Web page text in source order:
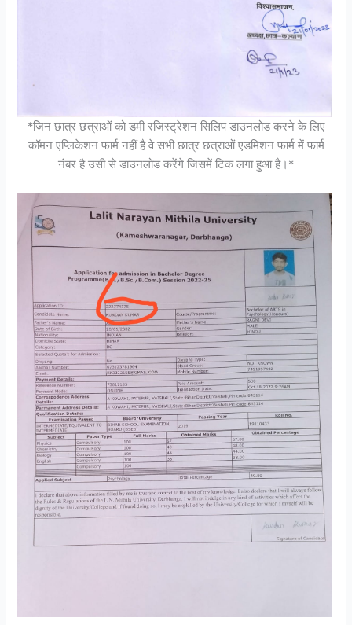
*जिन छात्र छत्राओं को डमी रजिस्ट्रेशन सिलिप डाउनलोड करने के लिए
कॉमन एप्लिकेशन फार्म नहीं है वे सभी छात्र छत्राओं एडमिशन फार्म में फार्म
नंबर है उसी से डाउनलोड करेंगे जिसमें टिक लगा हुआ है।*